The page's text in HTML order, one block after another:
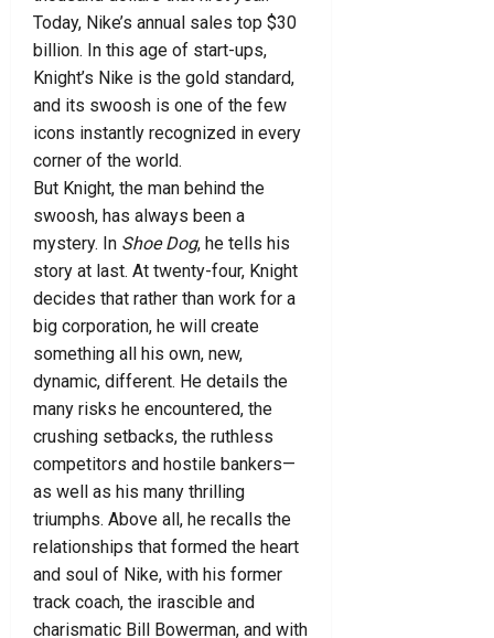
Today, Nike’s annual sales top $30
billion. In this age of start-ups,
Knight’s Nike is the gold standard,
and its swoosh is one of the few
icons instantly recognized in every
corner of the world.
But Knight, the man behind the
swoosh, has always been a
mystery. In Shoe Dog, he tells his
story at last. At twenty-four, Knight
decides that rather than work for a
big corporation, he will create
something all his own, new,
dynamic, different. He details the
many risks he encountered, the
crushing setbacks, the ruthless
competitors and hostile bankers—
as well as his many thrilling
triumphs. Above all, he recalls the
relationships that formed the heart
and soul of Nike, with his former
track coach, the irascible and
charismatic Bill Bowerman, and with